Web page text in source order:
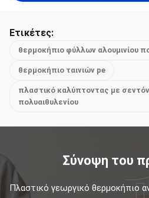
Ετικέτες:
θερμοκήπιο φύλλων αλουμινίου
θερμοκήπιο ταινιών pe
πλαστικό καλύπτοντας με
πολυαιθυλενίου
Σύνοψη του
Πλαστικό γεωργικό θερμοκήπιο